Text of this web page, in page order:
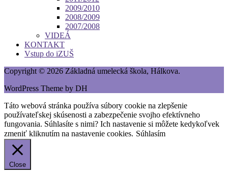
2009/2010
2008/2009
2007/2008
VIDEÁ
KONTAKT
Vstup do iZUŠ
Copyright © 2026 Základná umelecká škola, Hálkova.
WordPress Theme by DH
Táto webová stránka používa súbory cookie na zlepšenie
používateľskej skúsenosti a zabezpečenie svojho efektívneho
fungovania. Súhlasíte s nimi? Ich nastavenie si môžete kedykoľvek
zmeniť kliknutím na nastavenie cookies. Súhlasím
Close